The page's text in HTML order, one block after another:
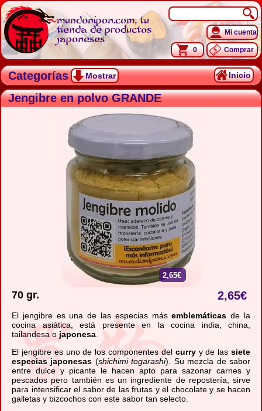
mundonipon.com, tu
tienda de productos
japoneses
Mi cuenta
0 Comprar
Categorías Mostrar Inicio
Jengibre en polvo GRANDE
2,65€
70 gr. 2,65€
El jengibre es una de las especias másemblemáticas de la
cocina asiática, está presente en la cocina india, china,
tailandesa o japonesa
El jengibre es uno de los componentes del curryy de lassiete
especias japonesas (shichimi togarashi). Su mezcla de sabor
entre dulce y picante le hacen apto para sazonar carnes y
pescados pero también es un ingrediente de repostería, sirve
para intensificar el sabor de las frutas y el chocolate y se hacen
galletas y bizcochos con este sabor tan selecto.